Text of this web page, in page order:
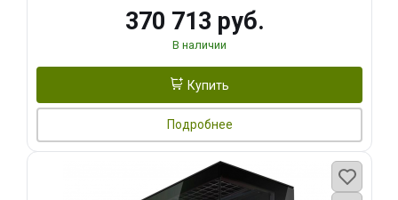
370 713 руб.
В наличии
Купить
Подробнее